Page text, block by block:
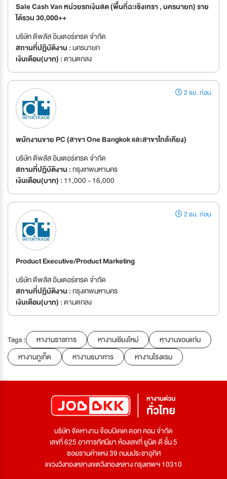
Sale Cash Van หน่วยรถเงินสด (พื้นที่ฉะเชิงเทรา , นครนายก) ราย
ได้รวม 30,000++
บริษัท ดีพลัส อินเตอร์เทรด จำกัด
สถานที่ปฏิบัติงาน :นครนายก
เงินเดือน(บาท) :ตามตกลง
2 ชม. ก่อน
พนักงานขาย PC (สาขา One Bangkok และสาขาใกล้เคียง)
บริษัท ดีพลัส อินเตอร์เทรด จำกัด
สถานที่ปฏิบัติงาน :กรุงเทพมหานคร
เงินเดือน(บาท) : 11,000 - 16,000
2 ชม. ก่อน
Product Executive/Product Marketing
บริษัท ดีพลัส อินเตอร์เทรด จำกัด
สถานที่ปฏิบัติงาน :กรุงเทพมหานคร
เงินเดือน(บาท) :ตามตกลง
Tags : หางานราชการ หางานเชียงใหม่
หางานขอนแก่น
หางานภูเก็ต
หางานธนาคาร หางานโรงแรม
บริษัท จัดหางาน จ๊อบบีเคเค ดอท คอม จำกัด
เลขที่ 625 อาคารทัศนียา ห้องเลขที่ ยูนิต ดี ชั้น 5
ซอยรามคำแหง 39 ถนนประชาอุทิศ
แขวงวังทองหลางเขตวังทองหลาง กรุงเทพฯ 10310